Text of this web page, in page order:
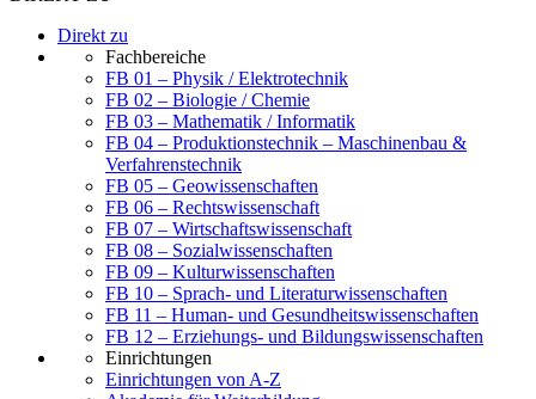
Direkt zu
Fachbereiche
FB 01 – Physik / Elektrotechnik
FB 02 – Biologie / Chemie
FB 03 – Mathematik / Informatik
FB 04 – Produktionstechnik – Maschinenbau &
Verfahrenstechnik
FB 05 – Geowissenschaften
FB 06 – Rechtswissenschaft
FB 07 – Wirtschaftswissenschaft
FB 08 – Sozialwissenschaften
FB 09 – Kulturwissenschaften
FB 10 – Sprach- und Literaturwissenschaften
FB 11 – Human- und Gesundheitswissenschaften
FB 12 – Erziehungs- und Bildungswissenschaften
Einrichtungen
Einrichtungen von A-Z